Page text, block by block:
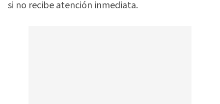
si no recibe atención inmediata.